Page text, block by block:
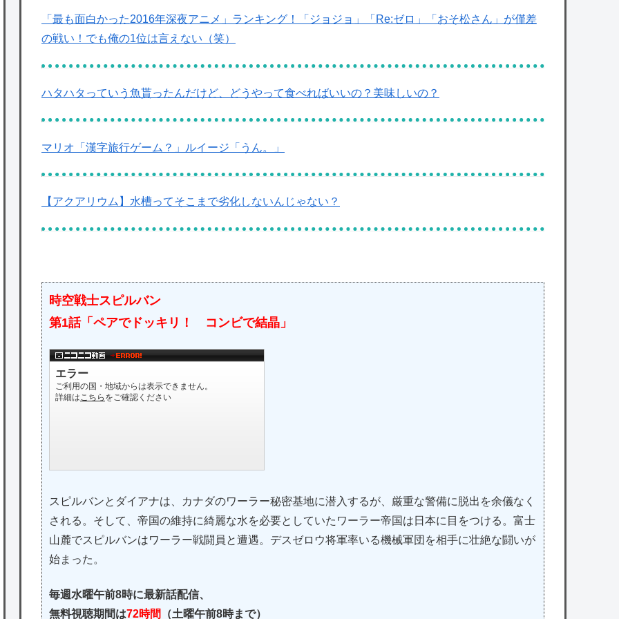
「最も面白かった2016年深夜アニメ」ランキング！「ジョジョ」「Re:ゼロ」「おそ松さん」が僅差
の戦い！でも俺の1位は言えない（笑）
ハタハタっていう魚貰ったんだけど、どうやって食べればいいの？美味しいの？
マリオ「漢字旅行ゲーム？」ルイージ「うん。」
【アクアリウム】水槽ってそこまで劣化しないんじゃない？
時空戦士スピルバン
第1話「ペアでドッキリ！ コンビで結晶」
スピルバンとダイアナは、カナダのワーラー秘密基地に潜入するが、厳重な警備に脱出を余儀なく
される。そして、帝国の維持に綺麗な水を必要としていたワーラー帝国は日本に目をつける。富士
山麓でスピルバンはワーラー戦闘員と遭遇。デスゼロウ将軍率いる機械軍団を相手に壮絶な闘いが
始まった。
毎週水曜午前8時に最新話配信、
無料視聴期間は72時間 （土曜午前8時まで）